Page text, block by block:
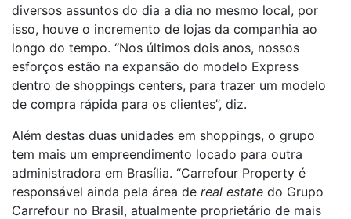
diversos assuntos do dia a dia no mesmo local, por
isso, houve o incremento de lojas da companhia ao
longo do tempo. “Nos últimos dois anos, nossos
esforços estão na expansão do modelo Express
dentro de shoppings centers, para trazer um modelo
de compra rápida para os clientes”, diz.
Além destas duas unidades em shoppings, o grupo
tem mais um empreendimento locado para outra
administradora em Brasília. “Carrefour Property é
responsável ainda pela área de real estate do Grupo
Carrefour no Brasil, atualmente proprietário de mais